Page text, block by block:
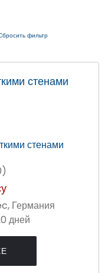
фильтр
стенами
Германия
дней